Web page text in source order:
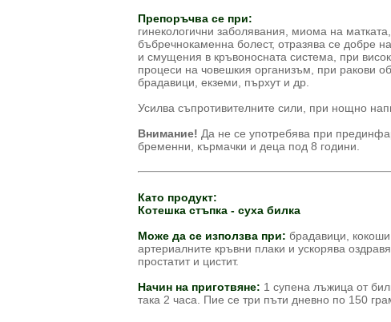
Препоръчва се при:
гинекологични заболявания, миома на
бъбречнокаменна болест, отразява се добре
и смущения в кръвоносната система, при
процеси на човешкия организъм, при ракови
брадавици, екземи, пърхут и др.
Усилва съпротивителните сили, при нощно
Внимание! Да не се употребява при
бременни, кърмачки и деца под 8 години.
Като продукт:
Котешка стъпка - суха билка
Може да се използва при: брадавици,
артериалните кръвни плаки и ускорява
простатит и цистит.
Начин на приготвяне: 1 супена лъжица от
така 2 часа. Пие се три пъти дневно по 150